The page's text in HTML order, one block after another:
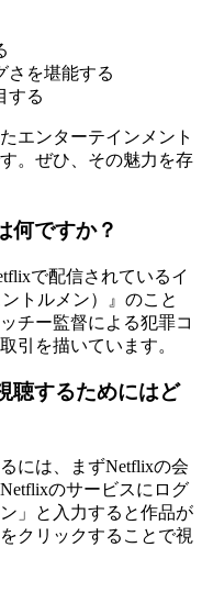
さを堪能する
する
エンターテインメント
。ぜひ、その魅力を存
何ですか？
で配信されているイ
トルメン）』のこと
チー監督による犯罪コ
引を描いています。
聴するためにはど
には、まずNetflixの会
のサービスにログ
」と入力すると作品が
クリックすることで視